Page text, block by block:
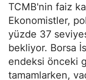
TCMB'nin faiz
Ekonomistler,
yüzde 37
bekliyor. Borsa
endeksi önceki
tamamlarken,